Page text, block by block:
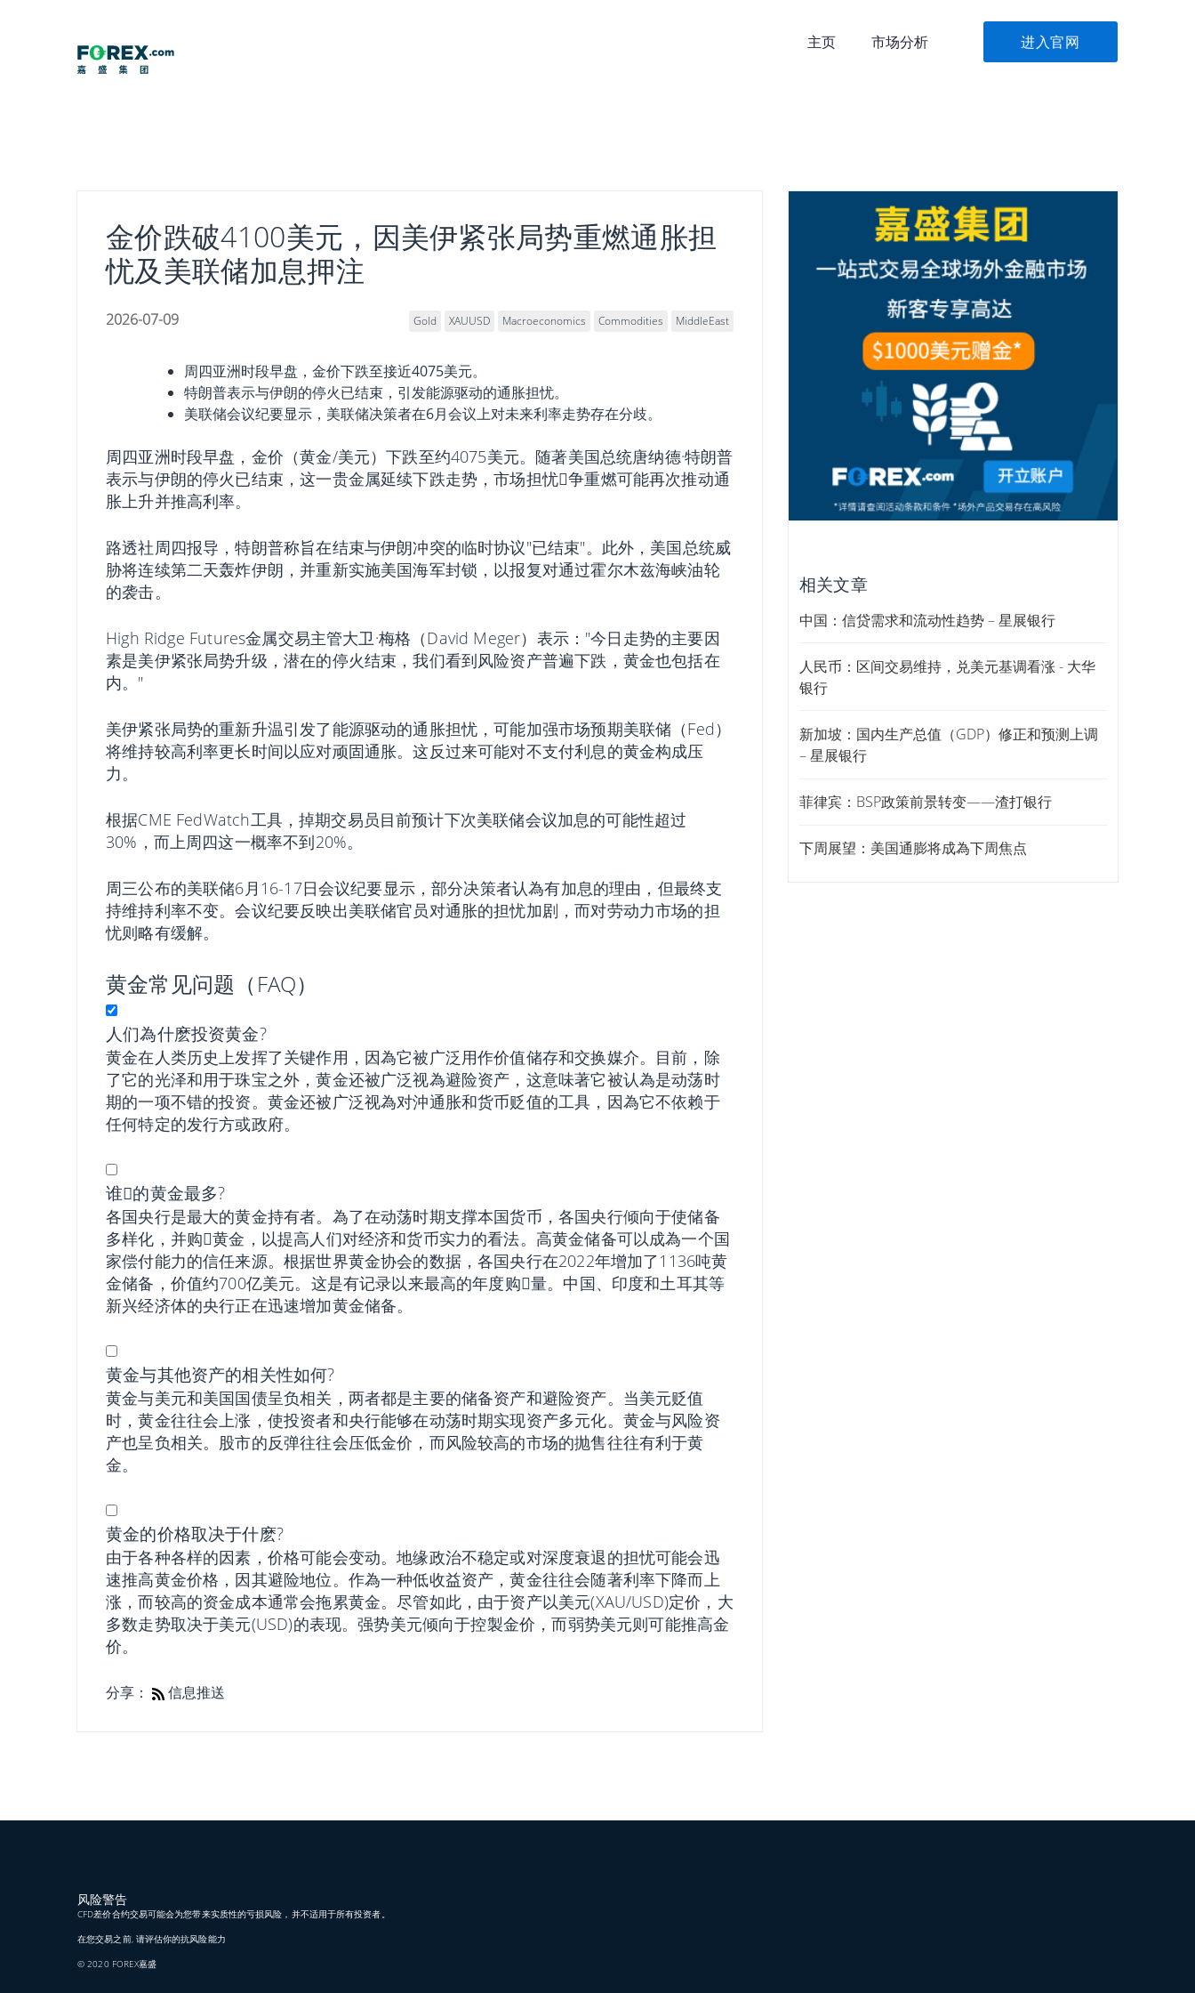
主页 市场分析 进入官网
金价跌破4100美元，因美伊紧张局势重燃通胀担
忧及美联储加息押注
2026-07-09 Gold XAUUSD Macroeconomics Commodities MiddleEast
周四亚洲时段早盘，金价下跌至接近4075美元。
特朗普表示与伊朗的停火已结束，引发能源驱动的通胀担忧。
美联储会议纪要显示，美联储决策者在6月会议上对未来利率走势存在分歧。
周四亚洲时段早盘，金价（黄金/美元）下跌至约4075美元。随著美国总统唐纳德·特朗普
表示与伊朗的停火已结束，这一贵金属延续下跌走势，市场担忧𢧐争重燃可能再次推动通
胀上升并推高利率。
路透社周四报导，特朗普称旨在结束与伊朗冲突的临时协议"已结束"。此外，美国总统威
胁将连续第二天轰炸伊朗，并重新实施美国海军封锁，以报复对通过霍尔木兹海峡油轮
的袭击。
High Ridge Futures金属交易主管大卫·梅格（David Meger）表示："今日走势的主要因
素是美伊紧张局势升级，潜在的停火结束，我们看到风险资产普遍下跌，黄金也包括在
内。"
美伊紧张局势的重新升温引发了能源驱动的通胀担忧，可能加强市场预期美联储（Fed）
将维持较高利率更长时间以应对顽固通胀。这反过来可能对不支付利息的黄金构成压
力。
根据CME FedWatch工具，掉期交易员目前预计下次美联储会议加息的可能性超过
30%，而上周四这一概率不到20%。
周三公布的美联储6月16-17日会议纪要显示，部分决策者认為有加息的理由，但最终支
持维持利率不变。会议纪要反映出美联储官员对通胀的担忧加剧，而对劳动力市场的担
忧则略有缓解。
黄金常见问题（FAQ）
人们為什麽投资黄金?
黄金在人类历史上发挥了关键作用，因為它被广泛用作价值储存和交换媒介。目前，除
了它的光泽和用于珠宝之外，黄金还被广泛视為避险资产，这意味著它被认為是动荡时
期的一项不错的投资。黄金还被广泛视為对沖通胀和货币贬值的工具，因為它不依赖于
任何特定的发行方或政府。
谁𧹒的黄金最多?
各国央行是最大的黄金持有者。為了在动荡时期支撑本国货币，各国央行倾向于使储备
多样化，并购𧹒黄金，以提高人们对经济和货币实力的看法。高黄金储备可以成為一个国
家偿付能力的信任来源。根据世界黄金协会的数据，各国央行在2022年增加了1136吨黄
金储备，价值约700亿美元。这是有记录以来最高的年度购𧹒量。中国、印度和土耳其等
新兴经济体的央行正在迅速增加黄金储备。
黄金与其他资产的相关性如何?
黄金与美元和美国国债呈负相关，两者都是主要的储备资产和避险资产。当美元贬值
时，黄金往往会上涨，使投资者和央行能够在动荡时期实现资产多元化。黄金与风险资
产也呈负相关。股市的反弹往往会压低金价，而风险较高的市场的抛售往往有利于黄
金。
黄金的价格取决于什麽?
由于各种各样的因素，价格可能会变动。地缘政治不稳定或对深度衰退的担忧可能会迅
速推高黄金价格，因其避险地位。作為一种低收益资产，黄金往往会随著利率下降而上
涨，而较高的资金成本通常会拖累黄金。尽管如此，由于资产以美元(XAU/USD)定价，大
多数走势取决于美元(USD)的表现。强势美元倾向于控製金价，而弱势美元则可能推高金
价。
分享： 信息推送
相关文章
中国：信贷需求和流动性趋势 – 星展银行
人民币：区间交易维持，兑美元基调看涨 - 大华
银行
新加坡：国内生产总值（GDP）修正和预测上调
– 星展银行
菲律宾：BSP政策前景转变——渣打银行
下周展望：美国通膨将成為下周焦点
风险警告
CFD差价合约交易可能会为您带来实质性的亏损风险，并不适用于所有投资者。
在您交易之前, 请评估你的抗风险能力
© 2020 FOREX嘉盛